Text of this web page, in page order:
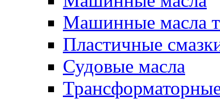
Машинные масла
Пластичные
Судовые масла